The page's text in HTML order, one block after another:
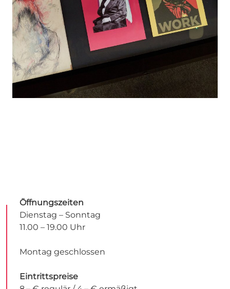
Öffnungszeiten
Dienstag – Sonntag
11.00 – 19.00 Uhr
Montag geschlossen
Eintrittspreise